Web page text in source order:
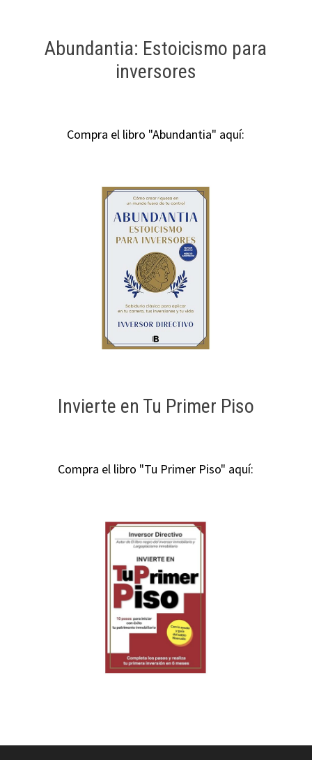
Abundantia: Estoicismo para
inversores
Compra el libro "Abundantia" aquí:
Invierte en Tu Primer Piso
Compra el libro "Tu Primer Piso" aquí: